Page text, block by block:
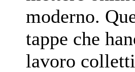
moderno.
tappe che
lavoro